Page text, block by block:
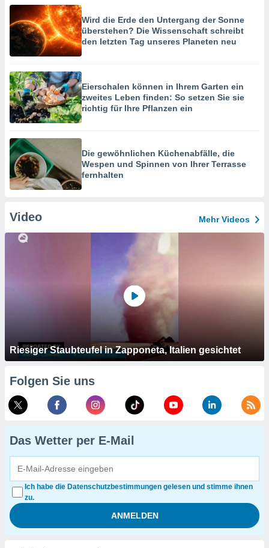
Wird die Erde den Untergang der Sonne
überstehen? Die Wissenschaft schreibt
den letzten Tag unseres Planeten neu
Eierschalen können in Ihrem Garten ein
zweites Leben finden: So setzen Sie sie
richtig für Ihre Pflanzen ein
Die gewöhnlichen Küchenabfälle, die
Wespen und Spinnen von Ihrer Terrasse
fernhalten
Video Mehr Videos
Riesiger Staubteufel in Zapponeta, Italien gesichtet
Folgen Sie uns
Das Wetter per E-Mail
Ich habe die Datenschutzbestimmungen gelesen und stimme ihnen
zu.